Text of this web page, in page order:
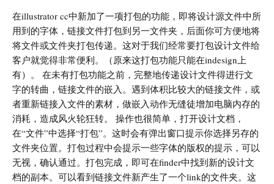
在illustrator cc中新加了一项打包的功能，即将设计源文件中所
用到的字体，链接文件打包到另一文件夹，后面你可方便地将
将文件或文件夹打包传递。这对于我们经常要打包设计文件给
客户就觉得非常便利。（原来这打包功能只能在indesign上
有）。 在未有打包功能之前，完整地传递设计文件得进行文
字的转曲，链接文件的嵌入。遇到体积比较大的链接文件，或
者重新链接入文件的素材，做嵌入动作无缝徒增加电脑内存的
消耗，造成风火轮狂转。 操作也很简单，打开设计文档，
在“文件”中选择“打包”。这时会有弹出窗口提示你选择另存的
文件夹位置。打包过程中会提示一些字体的版权的提示，可以
无视，确认通过。打包完成，即可在finder中找到新的设计文
档的副本。可以看到链接文件新产生了一个link的文件夹。这